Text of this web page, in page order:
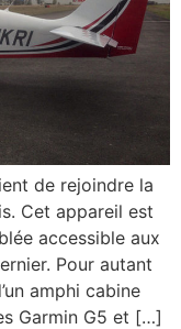
de rejoindre la
Cet appareil est
accessible aux
Pour autant
amphi cabine
Garmin G5 et […]